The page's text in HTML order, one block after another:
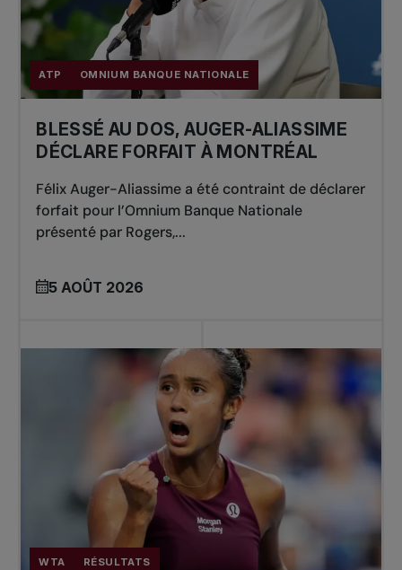
ATP OMNIUM BANQUE NATIONALE
BLESSÉ AU DOS, AUGER-ALIASSIME
DÉCLARE FORFAIT À MONTRÉAL
Félix Auger-Aliassime a été contraint de déclarer
forfait pour l’Omnium Banque Nationale
présenté par Rogers,...
5 AOÛT 2026
WTA RÉSULTATS